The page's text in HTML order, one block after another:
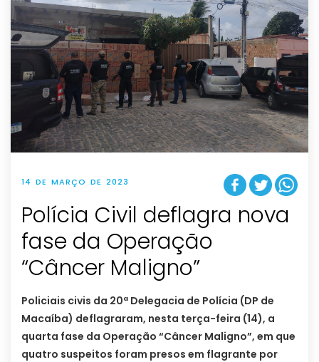
14 DE MARÇO DE 2023
Polícia Civil deflagra nova
fase da Operação
“Câncer Maligno”
Policiais civis da 20ª Delegacia de Polícia (DP de
Macaíba) deflagraram, nesta terça-feira (14), a
quarta fase da Operação “Câncer Maligno”, em que
quatro suspeitos foram presos em flagrante por